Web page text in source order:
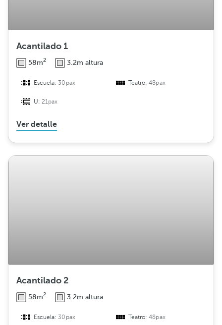
Acantilado 1
58m2 3.2m altura
Escuela:30pax Teatro:48pax
U:21pax
Ver detalle
Acantilado 2
58m2 3.2m altura
Escuela:30pax Teatro:48pax